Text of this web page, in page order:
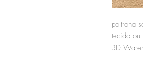
poltrona
tecido ou
3D